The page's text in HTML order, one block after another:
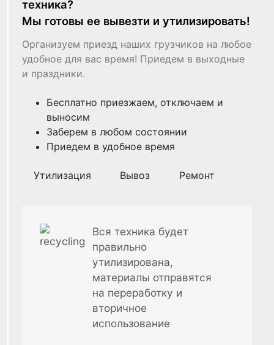
техника?
Мы готовы ее вывезти и утилизировать!
Организуем приезд наших грузчиков на любое
удобное для вас время! Приедем в выходные
и праздники.
Бесплатно приезжаем, отключаем и
выносим
Заберем в любом состоянии
Приедем в удобное время
Утилизация Вывоз Ремонт
Вся техника будет
правильно
утилизирована,
материалы отправятся
на переработку и
вторичное
использование